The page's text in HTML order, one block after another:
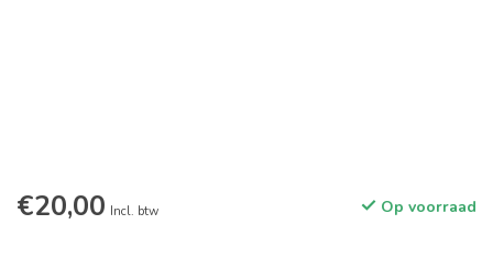
€20,00 Incl. btw Op voorraad